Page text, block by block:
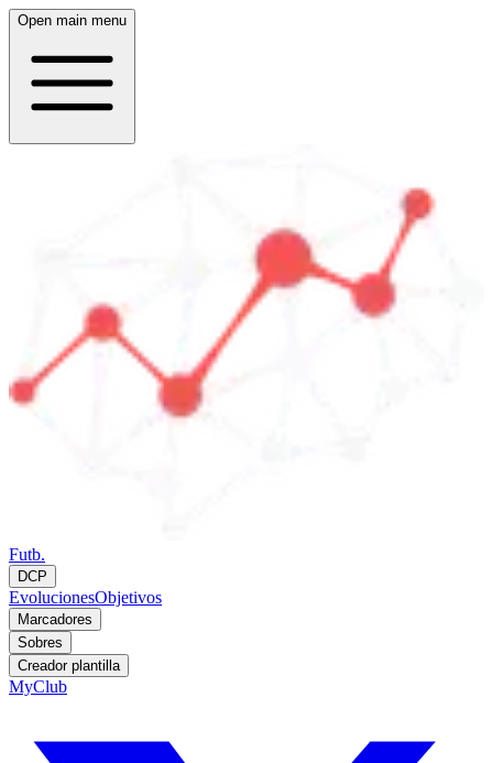
Open main menu
Futb.
DCP
EvolucionesObjetivos
Marcadores
Sobres
Creador plantilla
MyClub